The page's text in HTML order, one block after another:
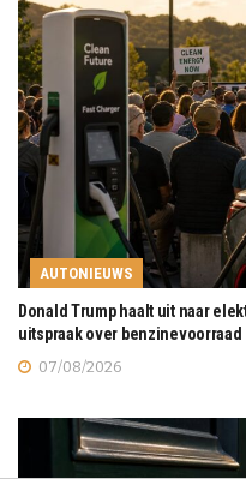
AUTONIEUWS
Donald Trump haalt uit naar
uitspraak over benzinevoorraad
07/08/2026